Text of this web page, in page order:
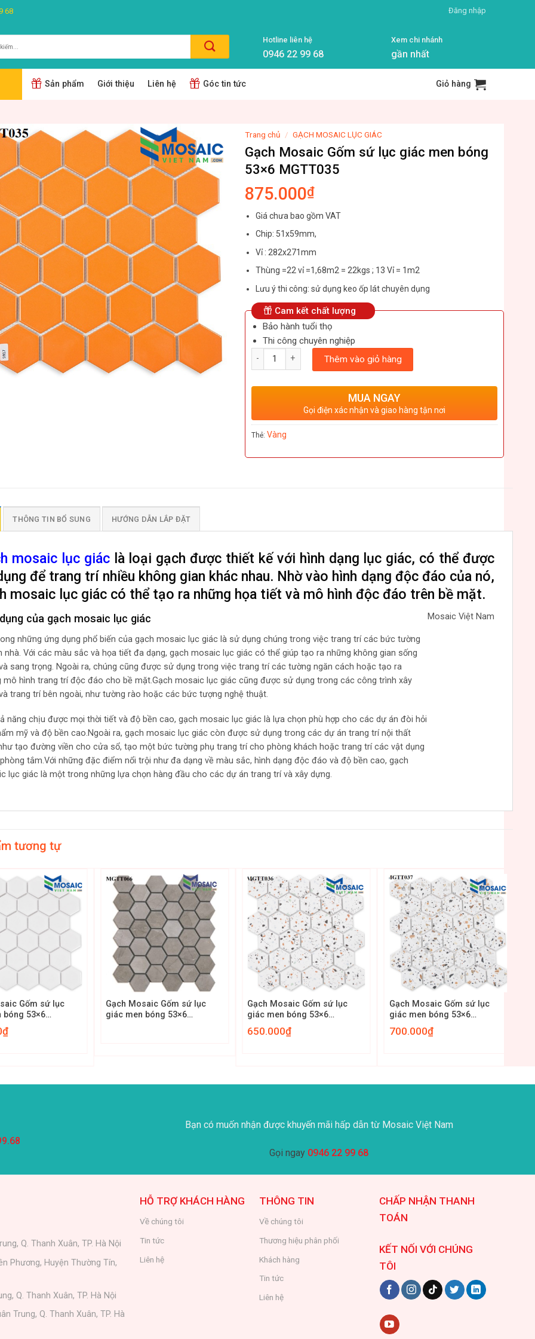
68 Đăng nhập
Hotline liên hệ
0946 22 99 68
Xem chi nhánh
gần nhất
Sản phẩm Giới thiệu Liên hệ Góc tin tức Giỏ hàng
Trang chủ / GẠCH MOSAIC LỤC GIÁC
Gạch Mosaic Gốm sứ lục giác men bóng
53×6 MGTT035
875.000₫
Giá chưa bao gồm VAT
Chip: 51x59mm,
Vỉ : 282x271mm
Thùng =22 vỉ =1,68m2 = 22kgs ; 13 Vỉ = 1m2
Lưu ý thi công: sử dụng keo ốp lát chuyên dụng
Cam kết chất lượng
Bảo hành tuổi thọ
Thi công chuyên nghiệp
Số lượng
Thêm vào giỏ hàng
MUA NGAY
Gọi điện xác nhận và giao hàng tận nơi
Thẻ: Vàng
THÔNG TIN BỔ SUNG HƯỚNG DẪN LẮP ĐẶT
mosaic lục giáclà loại gạch được thiết kế với hình dạng lục giác, có thể được
để trang trí nhiều không gian khác nhau. Nhờ vào hình dạng độc đáo của nó,
mosaic lục giác có thể tạo ra những họa tiết và mô hình độc đáo trên bề mặt.
của gạch mosaic lục giác
những ứng dụng phổ biến của gạch mosaic lục giác là sử dụng chúng trong việc trang trí các bức tường
nhà. Với các màu sắc và họa tiết đa dạng, gạch mosaic lục giác có thể giúp tạo ra những không gian sống
sang trọng. Ngoài ra, chúng cũng được sử dụng trong việc trang trí các tường ngăn cách hoặc tạo ra
mô hình trang trí độc đáo cho bề mặt.Gạch mosaic lục giác cũng được sử dụng trong các công trình xây
trang trí bên ngoài, như tường rào hoặc các bức tượng nghệ thuật.
năng chịu được mọi thời tiết và độ bền cao, gạch mosaic lục giác là lựa chọn phù hợp cho các dự án đòi hỏi
mỹ và độ bền cao.Ngoài ra, gạch mosaic lục giác còn được sử dụng trong các dự án trang trí nội thất
tạo đường viền cho cửa sổ, tạo một bức tường phụ trang trí cho phòng khách hoặc trang trí các vật dụng
tắm.Với những đặc điểm nổi trội như đa dạng về màu sắc, hình dạng độc đáo và độ bền cao, gạch
lục giác là một trong những lựa chọn hàng đầu cho các dự án trang trí và xây dựng.
Mosaic Việt Nam
tương tự
Gốm sứ lục
₫
Gạch Mosaic Gốm sứ lục
giác men bóng 53×6
+
Gạch Mosaic Gốm sứ lục
giác men bóng 53×6
MGTT036
650.000₫
+
Gạch Mosaic Gốm sứ lục
giác men bóng 53×6
MGTT037
700.000₫
Bạn có muốn nhận được khuyến mãi hấp dẫn từ Mosaic Việt Nam
Gọi ngay 0946 22 99 68
Q. Thanh Xuân, TP. Hà Nội
Phương, Huyện Thường Tín,
Q. Thanh Xuân, TP. Hà Nội
Trung, Q. Thanh Xuân, TP. Hà
HỖ TRỢ KHÁCH HÀNG
Về chúng tôi
Tin tức
Liên hệ
THÔNG TIN
Về chúng tôi
Thương hiệu phân phối
Khách hàng
Tin tức
Liên hệ
CHẤP NHẬN THANH
TOÁN
KẾT NỐI VỚI CHÚNG
TÔI